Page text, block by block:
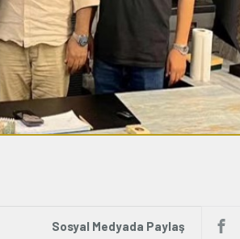
Sosyal Medyada Paylaş